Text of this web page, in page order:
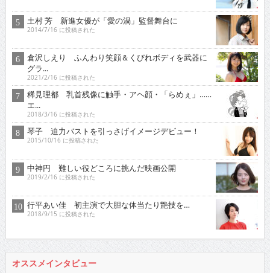
土村 芳 新進女優が「愛の渦」監督舞台に
2014/7/16 に投稿された
倉沢しえり ふんわり笑顔＆くびれボディを武器に
グラ...
2021/2/16 に投稿された
稀見理都 乳首残像に触手・アヘ顔・「らめぇ」……
エ...
2018/3/16 に投稿された
琴子 迫力バストを引っさげイメージデビュー！
2015/10/16 に投稿された
中神円 難しい役どころに挑んだ映画公開
2019/2/16 に投稿された
行平あい佳 初主演で大胆な体当たり艶技を…
2018/9/15 に投稿された
オススメインタビュー